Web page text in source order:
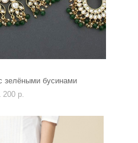
зелёными бусинами
200 p.